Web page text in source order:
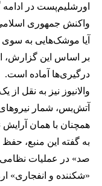
اورشلیم‌پست در ادامه
واکنش جمهوری
آیا موشک‌هایی به
بر اساس این گزارش،
درگیری‌ها آماده است.
والانیوز نیز به نقل
آتش‌بس، شمار
همچنان با همان
به گفته این منبع،
صد» در عملیات نظامی
«شکننده و انفجاری»